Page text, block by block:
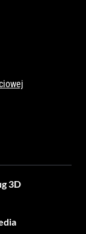
3D